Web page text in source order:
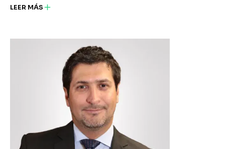
LEER MÁS